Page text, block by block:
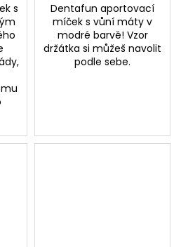
s
Dentafun aportovací
míček s vůní máty v
modré barvě! Vzor
držátka si můžeš navolit
podle sebe.